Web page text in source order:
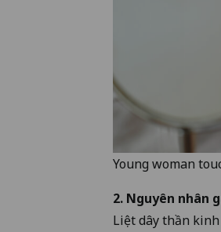
Young woman
2. Nguyên nhân
Liệt dây thần